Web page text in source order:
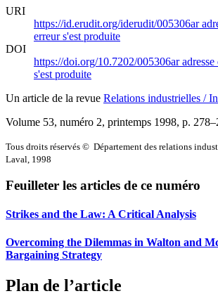
URI
https://id.erudit.org/iderudit/005306ar
erreur s'est produite
DOI
https://doi.org/10.7202/005306ar
s'est produite
Un article de la revue Relations industrielles /
Volume 53, numéro 2, printemps 1998, p.
Tous droits réservés © Département des relations
Laval, 1998
Feuilleter les articles de ce numéro
Strikes and the Law: A Critical Analysis
Overcoming the Dilemmas in Walton and
Bargaining Strategy
Plan de l’article